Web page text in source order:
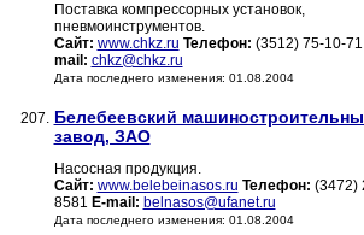
Поставка компрессорных установок,
пневмоинструментов.
Сайт: www.chkz.ru Телефон: (3512) 75-10-71
mail: chkz@chkz.ru
Дата последнего изменения: 01.08.2004
207. Белебеевский
завод, ЗАО
Насосная продукция.
Сайт: www.belebeinasos.ru Телефон: (3472)
8581 E-mail: belnasos@ufanet.ru
Дата последнего изменения: 01.08.2004